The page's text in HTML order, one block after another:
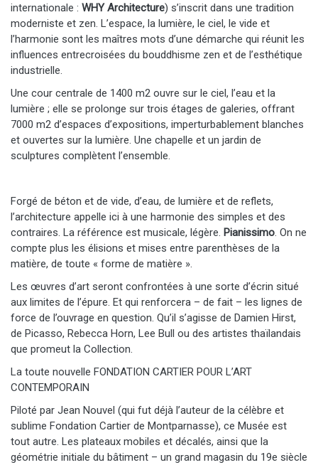
internationale : WHY Architecture) s’inscrit dans une tradition
moderniste et zen. L’espace, la lumière, le ciel, le vide et
l’harmonie sont les maîtres mots d’une démarche qui réunit les
influences entrecroisées du bouddhisme zen et de l’esthétique
industrielle.
Une cour centrale de 1400 m2 ouvre sur le ciel, l’eau et la
lumière ; elle se prolonge sur trois étages de galeries, offrant
7000 m2 d’espaces d’expositions, imperturbablement blanches
et ouvertes sur la lumière. Une chapelle et un jardin de
sculptures complètent l’ensemble.
Forgé de béton et de vide, d’eau, de lumière et de reflets,
l’architecture appelle ici à une harmonie des simples et des
contraires. La référence est musicale, légère. Pianissimo. On ne
compte plus les élisions et mises entre parenthèses de la
matière, de toute « forme de matière ».
Les œuvres d’art seront confrontées à une sorte d’écrin situé
aux limites de l’épure. Et qui renforcera – de fait – les lignes de
force de l’ouvrage en question. Qu’il s’agisse de Damien Hirst,
de Picasso, Rebecca Horn, Lee Bull ou des artistes thaïlandais
que promeut la Collection.
La toute nouvelle FONDATION CARTIER POUR L’ART
CONTEMPORAIN
Piloté par Jean Nouvel (qui fut déjà l’auteur de la célèbre et
sublime Fondation Cartier de Montparnasse), ce Musée est
tout autre. Les plateaux mobiles et décalés, ainsi que la
géométrie initiale du bâtiment – un grand magasin du 19e siècle